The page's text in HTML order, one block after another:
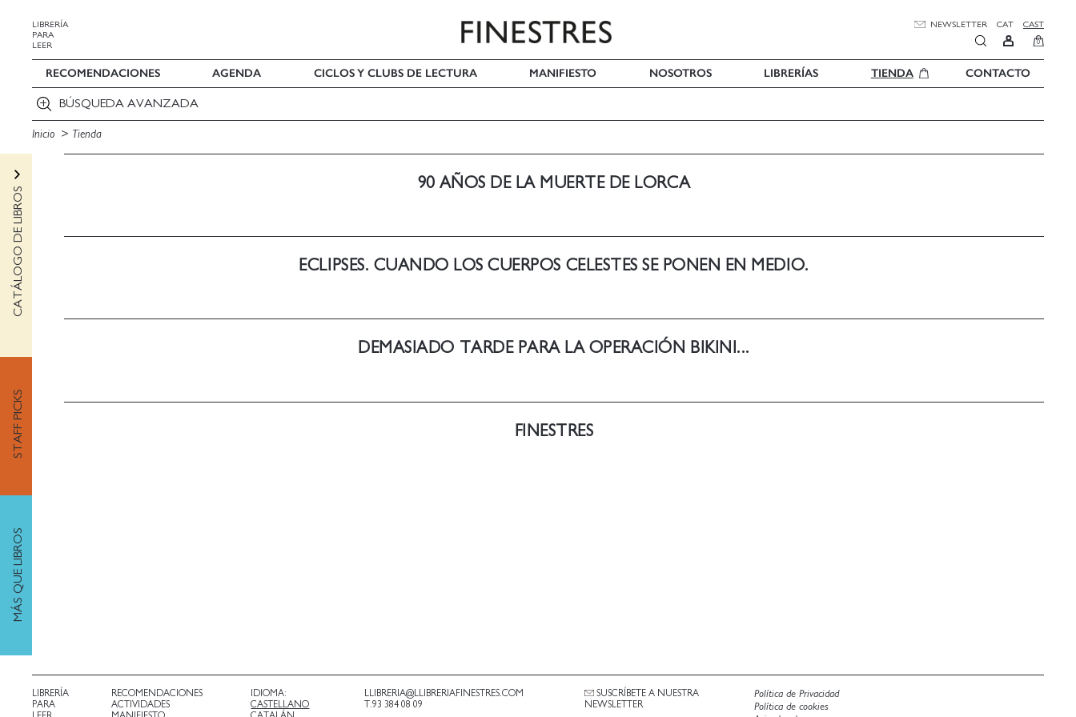
LIBRERÍA
PARA
LEER
NEWSLETTER CAT CAST
0
RECOMENDACIONES AGENDA CICLOS Y CLUBS DE LECTURA MANIFIESTO NOSOTROS LIBRERÍAS TIENDA CONTACTO
BÚSQUEDA AVANZADA
Inicio Tienda
CATÁLOGO DE LIBROS
STAFF PICKS
MÁS QUE LIBROS
90 AÑOS DE LA MUERTE DE LORCA
ECLIPSES. CUANDO LOS CUERPOS CELESTES SE PONEN EN MEDIO.
DEMASIADO TARDE PARA LA OPERACIÓN BIKINI...
FINESTRES
LIBRERÍA
PARA
RECOMENDACIONES
ACTIVIDADES
IDIOMA:
CASTELLANO
LLIBRERIA@LLIBRERIAFINESTRES.COM
T.93 384 08 09
SUSCRÍBETE A NUESTRA
NEWSLETTER
Política de Privacidad
Política de cookies